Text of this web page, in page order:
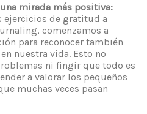
mirada más positiva:
ejercicios de gratitud a
comenzamos a
para reconocer también
nuestra vida. Esto no
ni fingir que todo es
a valorar los pequeños
muchas veces pasan